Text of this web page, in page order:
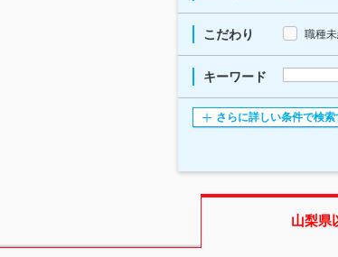
こだわり 職種
キーワード
さらに詳しい条件で検索
山梨県